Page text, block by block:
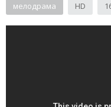
мелодрама HD